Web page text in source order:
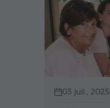
03 juil., 2025